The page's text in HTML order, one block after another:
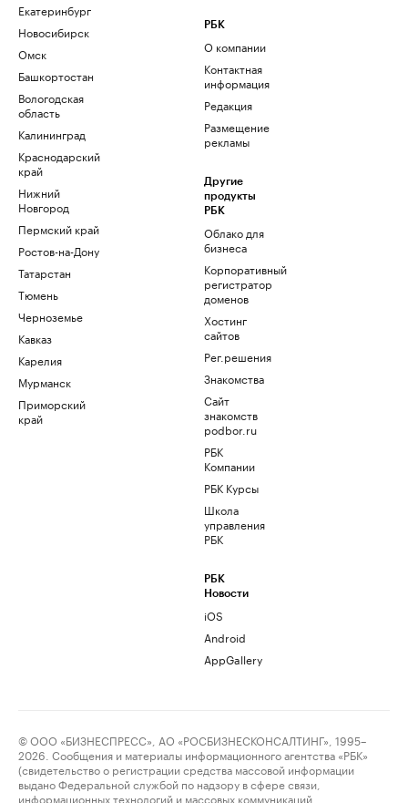
Екатеринбург
Новосибирск
Омск
Башкортостан
Вологодская
область
Калининград
Краснодарский
край
Нижний
Новгород
Пермский край
Ростов-на-Дону
Татарстан
Тюмень
Черноземье
Кавказ
Карелия
Мурманск
Приморский
край
РБК
О компании
Контактная
информация
Редакция
Размещение
рекламы
Другие
продукты
РБК
Облако для
бизнеса
Корпоративный
регистратор
доменов
Хостинг
сайтов
Рег.решения
Знакомства
Сайт
знакомств
podbor.ru
РБК
Компании
РБК Курсы
Школа
управления
РБК
РБК
Новости
iOS
Android
AppGallery
© ООО «БИЗНЕСПРЕСС», АО «РОСБИЗНЕСКОНСАЛТИНГ», 1995–
2026. Сообщения и материалы информационного агентства «РБК»
(свидетельство о регистрации средства массовой информации
выдано Федеральной службой по надзору в сфере связи,
информационных технологий и массовых коммуникаций